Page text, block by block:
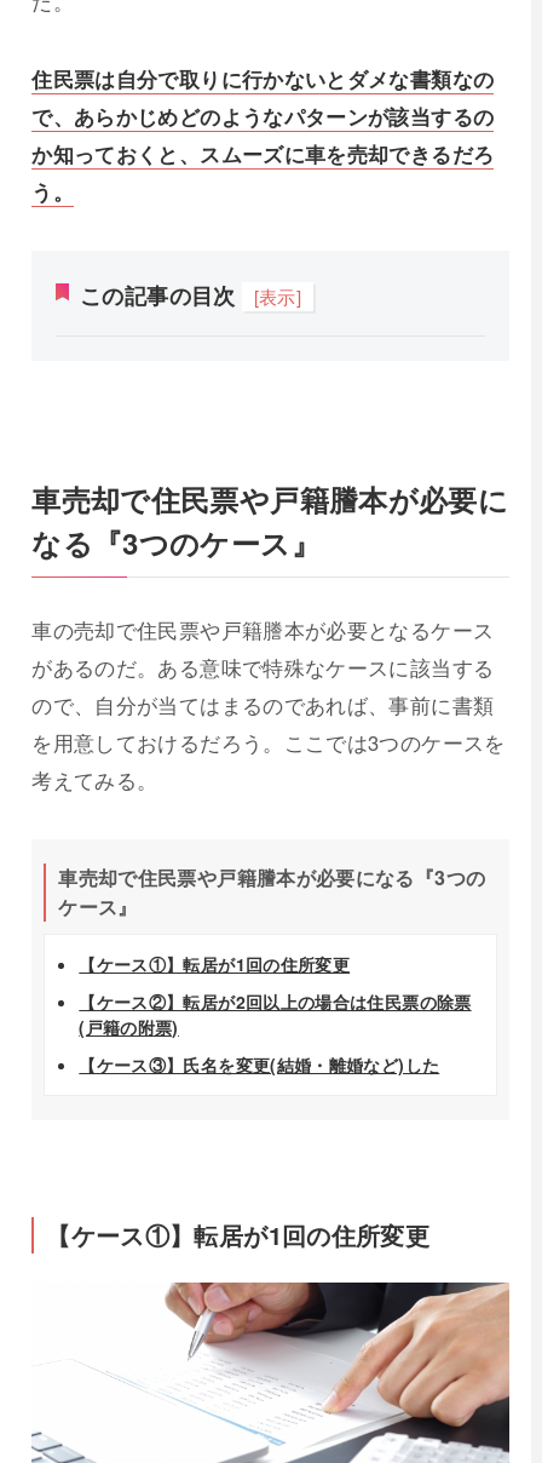
住民票は自分で取りに行かないとダメな書類なの
で、あらかじめどのようなパターンが該当するの
か知っておくと、スムーズに車を売却できるだろ
う。
この記事の目次 [表示]
車売却で住民票や戸籍謄本が必要に
なる『3つのケース』
車の売却で住民票や戸籍謄本が必要となるケース
があるのだ。ある意味で特殊なケースに該当する
ので、自分が当てはまるのであれば、事前に書類
を用意しておけるだろう。ここでは3つのケースを
考えてみる。
車売却で住民票や戸籍謄本が必要になる『3つの
ケース』
【ケース①】転居が1回の住所変更
【ケース②】転居が2回以上の場合は住民票の除票
(戸籍の附票)
【ケース③】氏名を変更(結婚・離婚など)した
【ケース①】転居が1回の住所変更